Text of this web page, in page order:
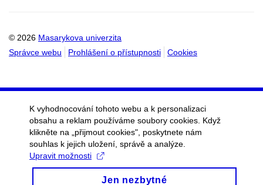
© 2026 Masarykova univerzita
Správce webu
Prohlášení o přístupnosti Cookies
K vyhodnocování tohoto webu a k personalizaci
obsahu a reklam používáme soubory cookies. Když
klikněte na „přijmout cookies", poskytnete nám
souhlas k jejich uložení, správě a analýze.
Upravit možnosti
Jen nezbytné